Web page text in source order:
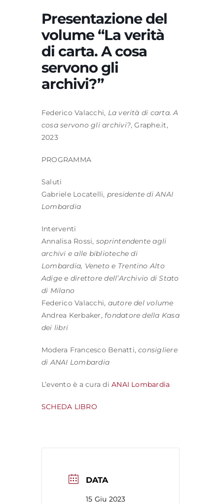
Formazione
Attività editoriale
Presentazione del
volume “La verità
di carta. A cosa
servono gli
archivi?”
Federico Valacchi, La verità di carta. A
cosa servono gli archivi?, Graphe.it,
2023
PROGRAMMA
Saluti
Gabriele Locatelli, presidente di ANAI
Lombardia
Interventi
Annalisa Rossi, soprintendente agli
archivi e alle biblioteche di
Lombardia, Veneto e Trentino Alto
Adige e direttore dell’Archivio di Stato
di Milano
Federico Valacchi, autore del volume
Andrea Kerbaker, fondatore della Kasa
dei libri
Modera Francesco Benatti,consigliere
di ANAI Lombardia
L’evento è a cura diANAI Lombardia
SCHEDA LIBRO
DATA
15 Giu 2023